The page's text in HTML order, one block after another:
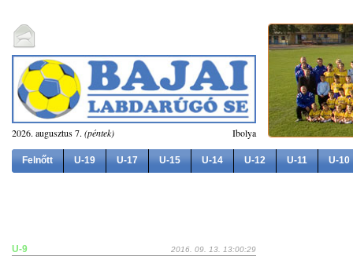
2026. augusztus 7. (péntek) Ibolya
Felnőtt U-19 U-17 U-15 U-14 U-12 U-11 U-10
U-9 2016. 09. 13. 13:00:29